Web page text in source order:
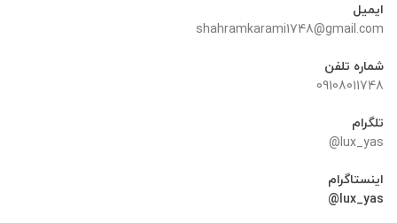
ایمیل
shahramkarami1748@gmail.com
شماره تلفن
09108011748
تلگرام
lux_yas@
اینستاگرام
lux_yas@